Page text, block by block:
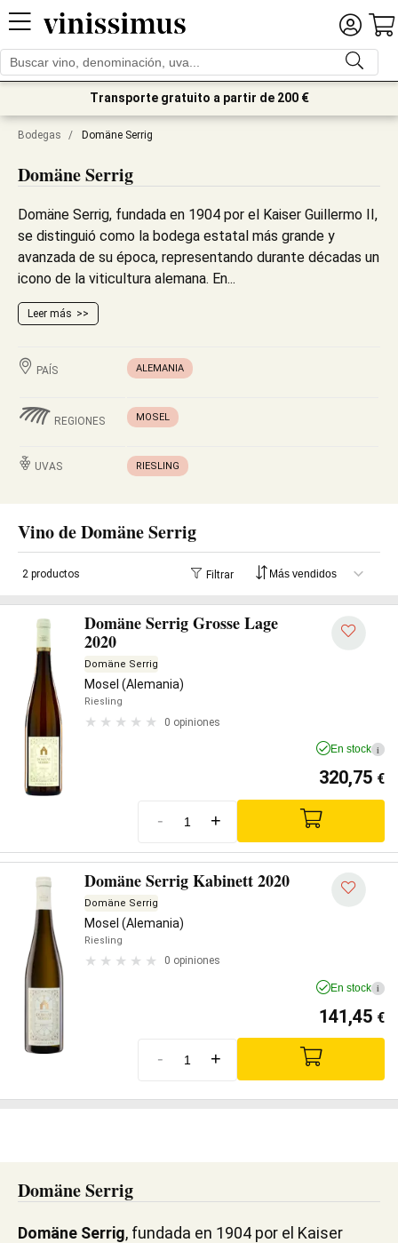
Transporte gratuito a partir de 200 €
Bodegas / Domäne Serrig
Domäne Serrig
Domäne Serrig, fundada en 1904 por el Kaiser Guillermo II,
se distinguió como la bodega estatal más grande y
avanzada de su época, representando durante décadas un
icono de la viticultura alemana. En...
Leer más
PAÍS ALEMANIA
REGIONES MOSEL
UVAS RIESLING
Vino de Domäne Serrig
2 productos Filtrar
Domäne Serrig Grosse Lage
2020
Domäne Serrig
Mosel (Alemania)
Riesling
0 opiniones
En stock i
320,75 €
- +
Domäne Serrig Kabinett 2020
Domäne Serrig
Mosel (Alemania)
Riesling
0 opiniones
En stock i
141,45 €
- +
Domäne Serrig
Domäne Serrig, fundada en 1904 por el Kaiser